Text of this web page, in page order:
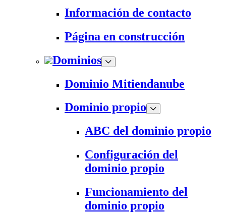
Información de contacto
Página en construcción
Dominios
Dominio Mitiendanube
Dominio propio
ABC del dominio propio
Configuración del
dominio propio
Funcionamiento del
dominio propio